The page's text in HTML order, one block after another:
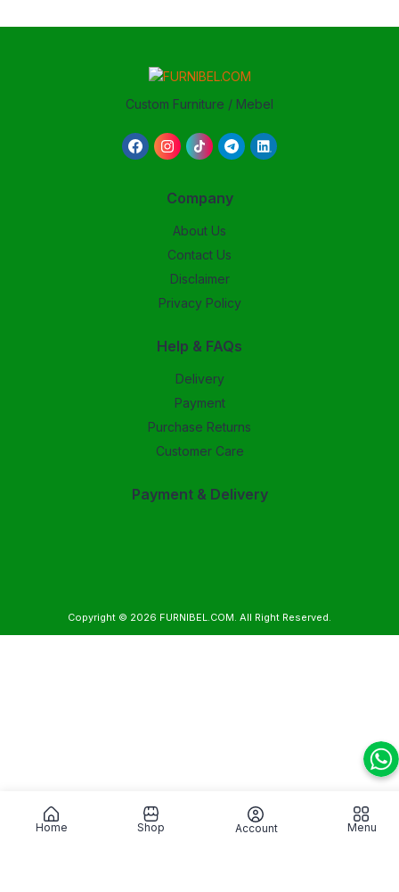
Custom Furniture / Mebel
Company
About Us
Contact Us
Disclaimer
Privacy Policy
Help & FAQs
Delivery
Payment
Purchase Returns
Customer Care
Payment & Delivery
Copyright © 2026 FURNIBEL.COM. All Right Reserved.
Home Shop Account Menu